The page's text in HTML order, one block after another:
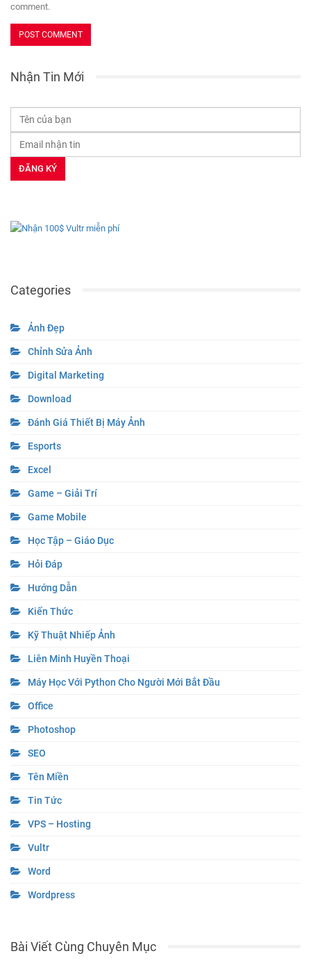
comment.
Nhận Tin Mới
Categories
Ảnh Đẹp
Chỉnh Sửa Ảnh
Digital Marketing
Download
Đánh Giá Thiết Bị Máy Ảnh
Esports
Excel
Game – Giải Trí
Game Mobile
Học Tập – Giáo Dục
Hỏi Đáp
Hướng Dẫn
Kiến Thức
Kỹ Thuật Nhiếp Ảnh
Liên Minh Huyền Thoại
Máy Học Với Python Cho Người Mới Bắt Đầu
Office
Photoshop
SEO
Tên Miền
Tin Tức
VPS – Hosting
Vultr
Word
Wordpress
Bài Viết Cùng Chuyên Mục